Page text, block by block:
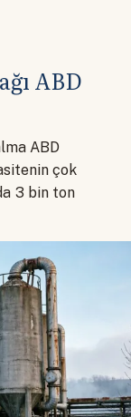
ABD
ABD
çok
3 bin ton